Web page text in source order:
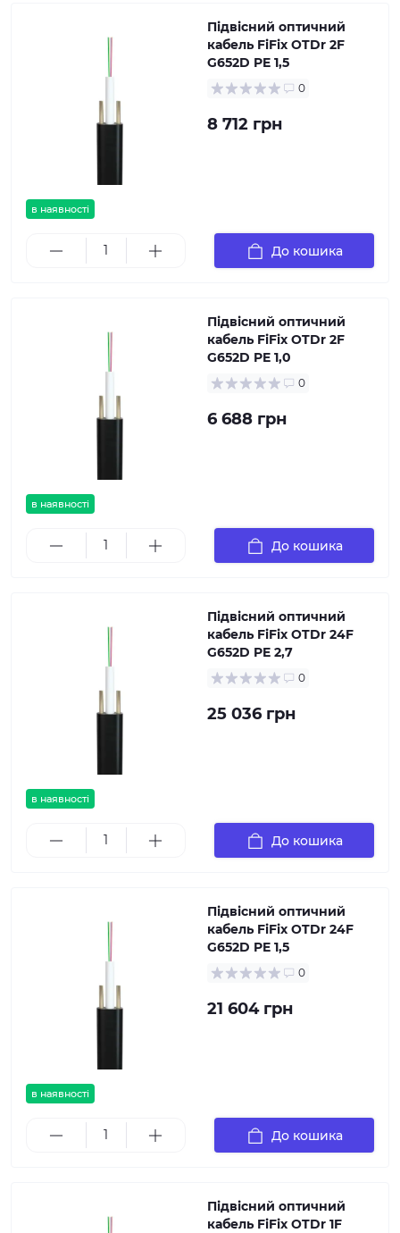
в наявності
Підвісний оптичний
кабель FiFix OTDr 2F
G652D PE 1,5
0
8 712 грн
До кошика
в наявності
Підвісний оптичний
кабель FiFix OTDr 2F
G652D PE 1,0
0
6 688 грн
До кошика
в наявності
Підвісний оптичний
кабель FiFix OTDr 24F
G652D PE 2,7
0
25 036 грн
До кошика
в наявності
Підвісний оптичний
кабель FiFix OTDr 24F
G652D PE 1,5
0
21 604 грн
До кошика
Підвісний оптичний
кабель FiFix OTDr 1F